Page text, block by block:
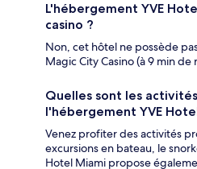
L'hébergement YVE
casino ?
Non, cet hôtel ne possède
Magic City Casino (à 9 min
Quelles sont les
l'hébergement YVE
Venez profiter des activités
excursions en bateau, le
Hotel Miami propose